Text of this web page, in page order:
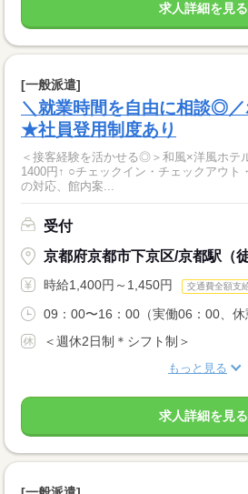
求人詳細を見る
[一般派遣]
＼就業時間を自由に相談◎／
★社員登用制度あり
＜接客経験を活かせる◎＞和風×洋風ホテ
1400円↑ ○チェックイン・チェックアウト・荷物のお預かり、郵送物
の対応、館内案...
受付
京都府京都市下京区/京都駅（
時給1,400円～1,450円 交通費全額支
09：00〜16：00（実働06：00、休
＜週休2日制＊シフト制＞
もっと見る
求人詳細を見る